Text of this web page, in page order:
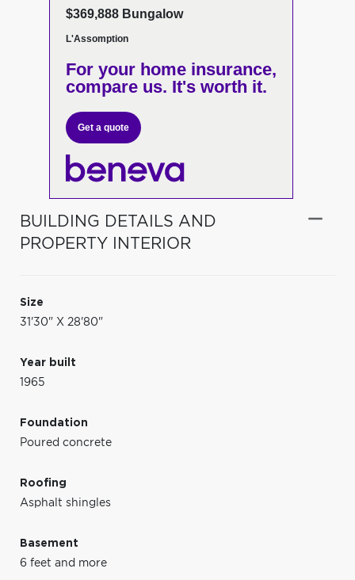
$369,888 Bungalow
L'Assomption
For your home insurance,
compare us. It's worth it.
Get a quote
BUILDING DETAILS AND
PROPERTY INTERIOR
Size
31'30" X 28'80"
Year built
1965
Foundation
Poured concrete
Roofing
Asphalt shingles
Basement
6 feet and more